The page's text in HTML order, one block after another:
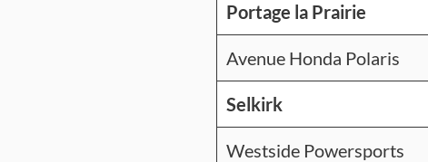
Portage la Prairie
Avenue Honda Polaris
Selkirk
Westside Powersports